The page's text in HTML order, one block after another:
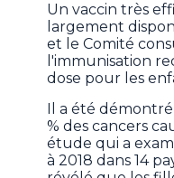
Un vaccin très
largement
et le Comité
l'immunisation
dose pour les
Il a été
% des cancers
étude qui a
à 2018 dans 14